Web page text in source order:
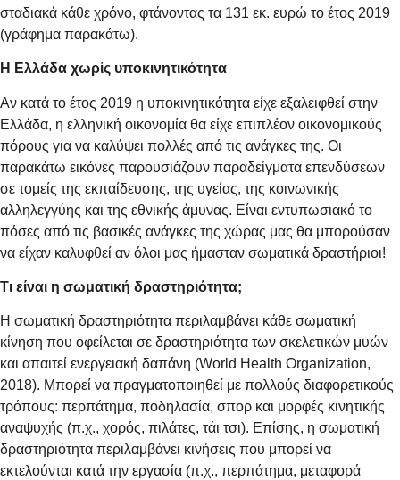
σταδιακά κάθε χρόνο, φτάνοντας τα 131 εκ. ευρώ το έτος 2019
(γράφημα παρακάτω).
Η Ελλάδα χωρίς υποκινητικότητα
Αν κατά το έτος 2019 η υποκινητικότητα είχε εξαλειφθεί στην
Ελλάδα, η ελληνική οικονομία θα είχε επιπλέον οικονομικούς
πόρους για να καλύψει πολλές από τις ανάγκες της. Οι
παρακάτω εικόνες παρουσιάζουν παραδείγματα επενδύσεων
σε τομείς της εκπαίδευσης, της υγείας, της κοινωνικής
αλληλεγγύης και της εθνικής άμυνας. Είναι εντυπωσιακό το
πόσες από τις βασικές ανάγκες της χώρας μας θα μπορούσαν
να είχαν καλυφθεί αν όλοι μας ήμασταν σωματικά δραστήριοι!
Τι είναι η σωματική δραστηριότητα;
Η σωματική δραστηριότητα περιλαμβάνει κάθε σωματική
κίνηση που οφείλεται σε δραστηριότητα των σκελετικών μυών
και απαιτεί ενεργειακή δαπάνη (World Health Organization,
2018). Μπορεί να πραγματοποιηθεί με πολλούς διαφορετικούς
τρόπους: περπάτημα, ποδηλασία, σπορ και μορφές κινητικής
αναψυχής (π.χ., χορός, πιλάτες, τάι τσι). Επίσης, η σωματική
δραστηριότητα περιλαμβάνει κινήσεις που μπορεί να
εκτελούνται κατά την εργασία (π.χ., περπάτημα, μεταφορά